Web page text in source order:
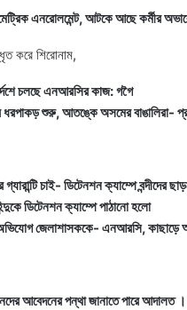
এনরোলমেন্ট, আটকে আছে কর্মীর
করে শিরোনাম,
চলছে এনআরসির কাজ: গগৈ
শুরু, আতঙ্কে অসমের বাঙালিরা-
চাই- ডিটেনশন ক্যাম্পে বন্দীদের
ডিটেনশন ক্যাম্পে পাঠানো হলো
জেলাশাসককে- এনআরসি, কাছাড়ে
আবেদনের পন্থা জানাতে পারে আদালত